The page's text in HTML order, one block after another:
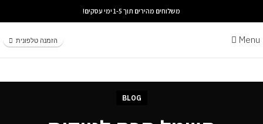
משלוחים מהירים תוך 1-5 ימי עסקים!
Menu הזמנה טלפונית
BLOG